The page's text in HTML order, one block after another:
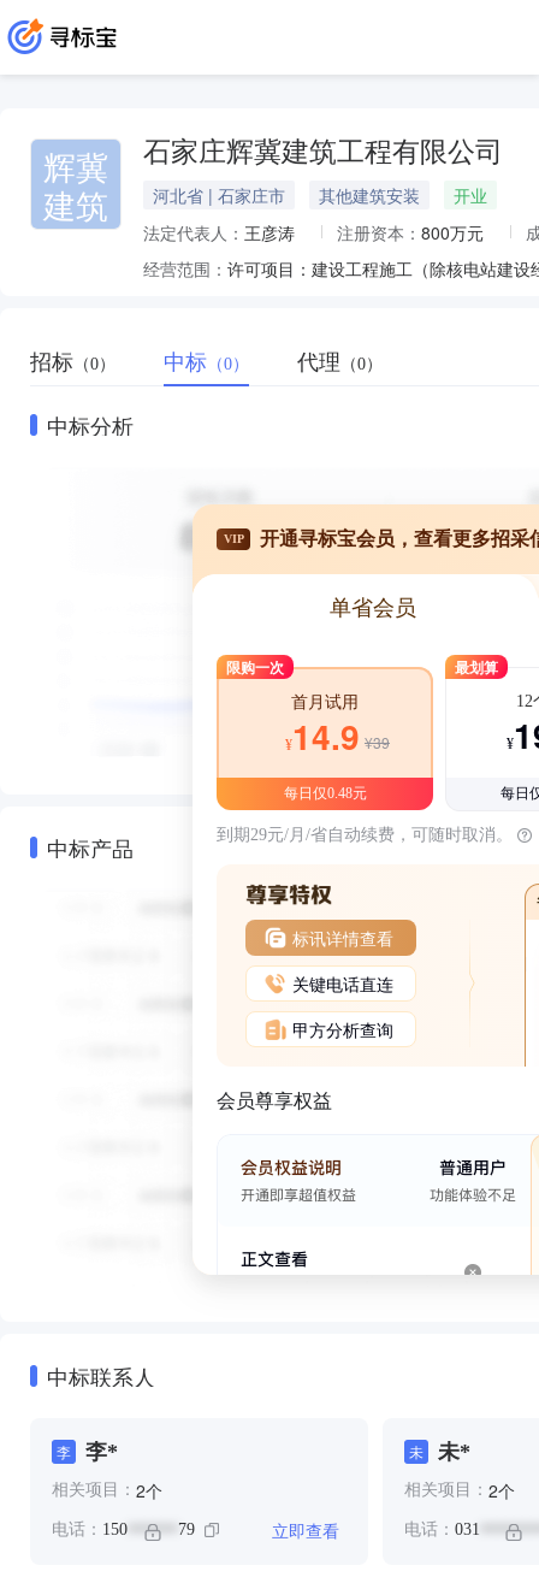
辉冀
建筑
石家庄辉冀建筑工程有限公司
河北省 | 石家庄市 其他建筑安装
开业
法定代表人： 王彦涛 注册资本： 800万元
经营范围：
招标 （0） 中标 （0） 代理 （0）
中标分析
中标产品
VIP 开通寻标宝会员，查看更多招采
单省会员
限购一次
首月试用
¥14.9 ¥39
每日仅0.48元
最划算
12
¥
每日
到期29元/月/省自动续费，可随时取消。
标讯详情查看
关键电话直连
甲方分析查询
会员尊享权益
中标联系人
李 李*
相关项目： 2个
电话： 150 ****** 79 立即查看
未 未*
相关项目： 2个
电话： 031